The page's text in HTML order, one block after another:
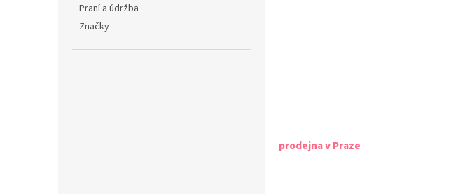
Praní a údržba
Značky
prodejna v Praze